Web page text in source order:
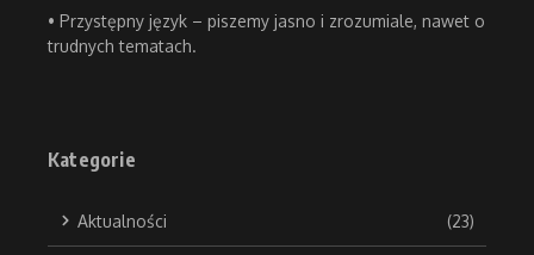
• Przystępny język – piszemy jasno i zrozumiale, nawet o
trudnych tematach.
Kategorie
Aktualności (23)